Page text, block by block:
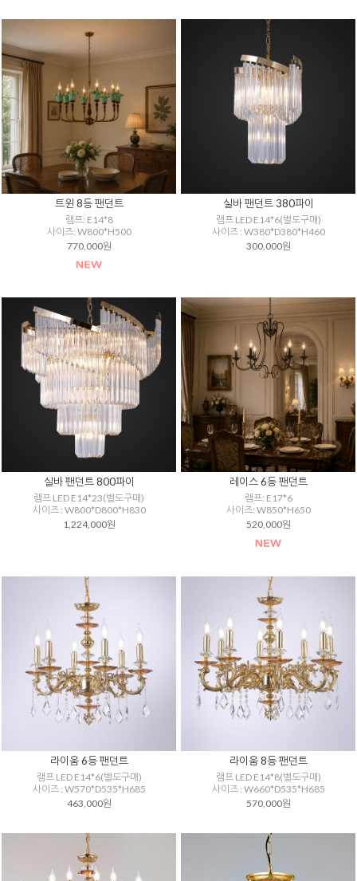
트윈 8등 팬던트
램프: E14*8
사이즈: W800*H500
770,000원
실바 팬던트 380파이
램프 LED E14*6(별도구매)
사이즈 : W380*D380*H460
300,000원
실바 팬던트 800파이
램프 LED E14*23(별도구매)
사이즈 : W800*D800*H830
1,224,000원
레이스 6등 팬던트
램프: E17*6
사이즈: W850*H650
520,000원
라이움 6등 팬던트
램프 LED E14*6(별도구매)
사이즈 : W570*D535*H685
463,000원
라이움 8등 팬던트
램프 LED E14*8(별도구매)
사이즈 : W660*D535*H685
570,000원